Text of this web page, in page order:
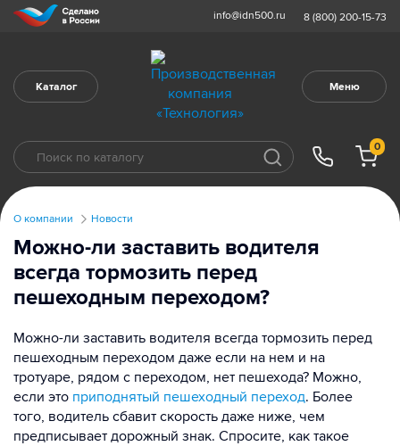
info@idn500.ru 8 (800) 200-15-73
Каталог Меню
0
О компании Новости
Можно-ли заставить водителя
всегда тормозить перед
пешеходным переходом?
Можно-ли заставить водителя всегда тормозить перед
пешеходным переходом даже если на нем и на
тротуаре, рядом с переходом, нет пешехода? Можно,
если это приподнятый пешеходный переход. Более
того, водитель сбавит скорость даже ниже, чем
предписывает дорожный знак. Спросите, как такое